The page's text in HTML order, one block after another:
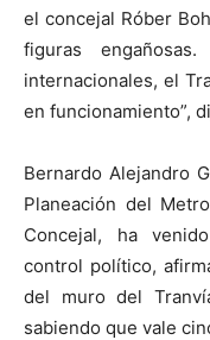
el concejal Róber
figuras
internacionales, el
en funcionamiento”,
Bernardo Alejandro
Planeación del
Concejal, ha
control político,
del muro del
sabiendo que vale